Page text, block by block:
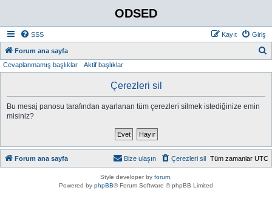
ODSED
SSS Giriş
Kayıt
Forum ana sayfa
Cevaplanmamış başlıklar Aktif başlıklar
Çerezleri sil
Bu mesaj panosu tarafından ayarlanan tüm çerezleri silmek istediğinize emin
misiniz?
Forum ana sayfa Tüm zamanlar UTC
Çerezleri sil
Bize ulaşın
Style developer by forum
Powered by phpBB® Forum Software © phpBB Limited